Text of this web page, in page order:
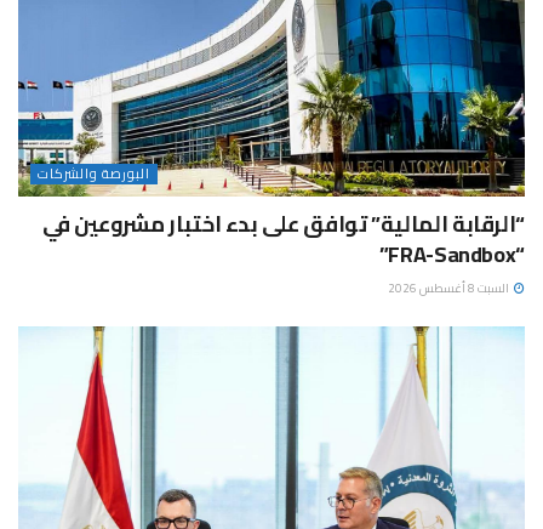
البورصة والشركات
“الرقابة المالية” توافق على بدء اختبار مشروعين في
“FRA-Sandbox”
السبت 8 أغسطس 2026